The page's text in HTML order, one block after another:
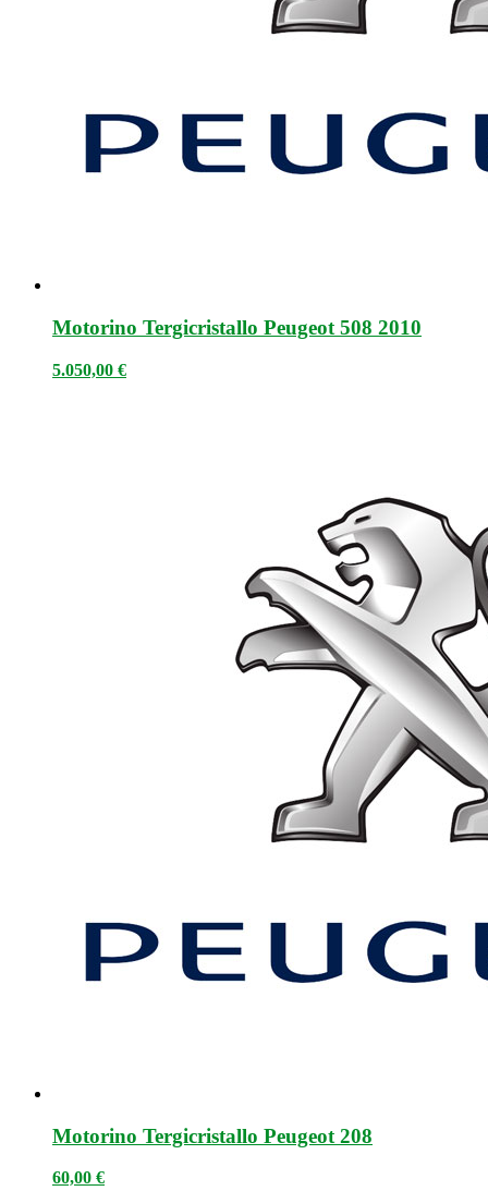
Motorino Tergicristallo Peugeot 508 2010
5.050,00 €
Motorino Tergicristallo Peugeot 208
60,00 €